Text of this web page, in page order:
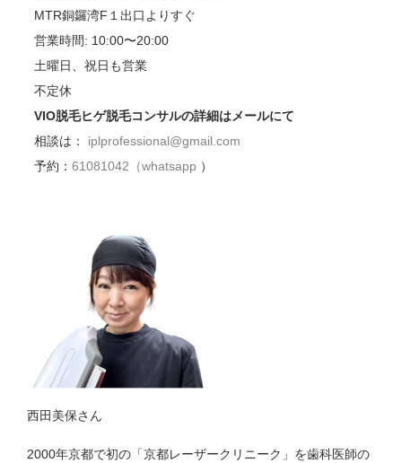
MTR銅鑼湾F１出口よりすぐ
営業時間: 10:00〜20:00
土曜日、祝日も営業
不定休
VIO脱毛ヒゲ脱毛コンサルの詳細はメールにて
相談は：
iplprofessional@gmail.com
予約：61081042（whatsapp ）
西田美保さん
2000年京都で初の「京都レーザークリニーク」を歯科医師の